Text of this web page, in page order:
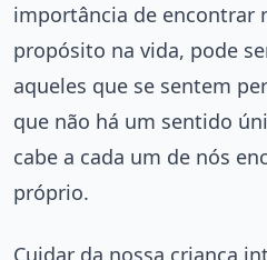
importância de encontrar
propósito na vida, pode
aqueles que se sentem
que não há um sentido
cabe a cada um de nós
próprio.